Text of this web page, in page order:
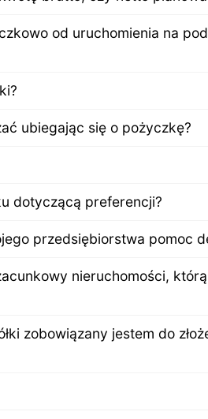
od uruchomienia na
ubiegając się o pożyczkę?
dotyczącą preferencji?
przedsiębiorstwa pomoc
nieruchomości,
zobowiązany jestem do